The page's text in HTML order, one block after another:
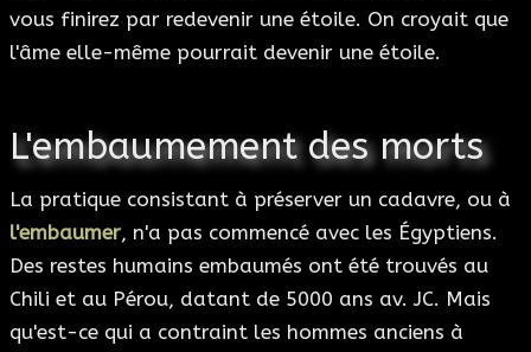
vous finirez par redevenir une étoile. On croyait que
l'âme elle-même pourrait devenir une étoile.
L'embaumement des morts
La pratique consistant à préserver un cadavre, ou à
l'embaumer, n'a pas commencé avec les Égyptiens.
Des restes humains embaumés ont été trouvés au
Chili et au Pérou, datant de 5000 ans av. JC. Mais
qu'est-ce qui a contraint les hommes anciens à